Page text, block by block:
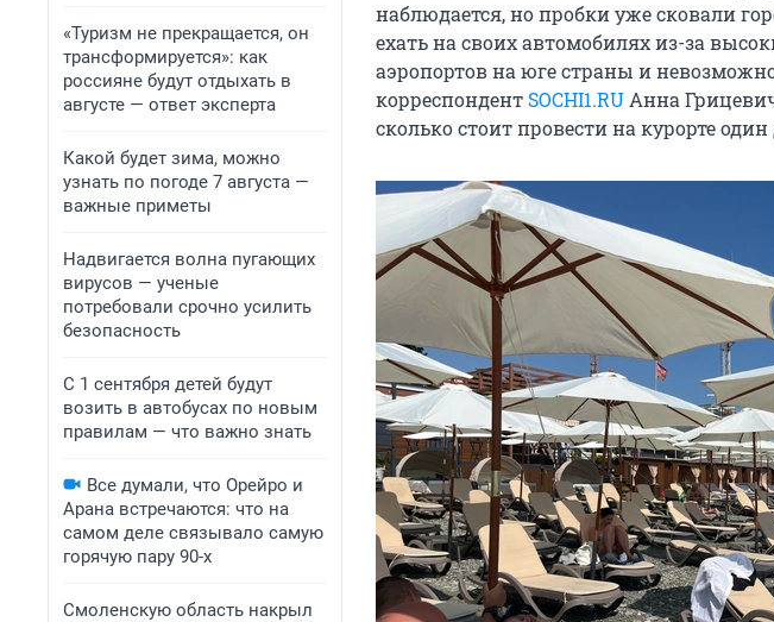
«Туризм не прекращается, он
трансформируется»: как
россияне будут отдыхать в
августе — ответ эксперта
Какой будет зима, можно
узнать по погоде 7 августа —
важные приметы
Надвигается волна пугающих
вирусов — ученые
потребовали срочно усилить
безопасность
С 1 сентября детей будут
возить в автобусах по новым
правилам — что важно знать
Все думали, что Орейро и
Арана встречаются: что на
самом деле связывало самую
горячую пару 90-х
Смоленскую область накрыл
наблюдается, но пробки уже сковали
ехать на своих автомобилях из-за
аэропортов на юге страны и
корреспондент SOCHI1.RU Анна
сколько стоит провести на курорте